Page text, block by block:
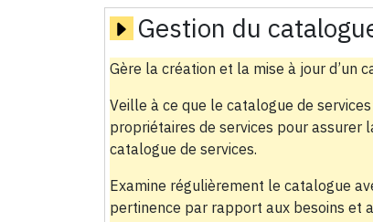
Gestion du
Gère la création et la mise à jour d’un
Veille à ce que le catalogue de
propriétaires de services pour assurer
catalogue de services.
Examine régulièrement le catalogue
pertinence par rapport aux besoins et